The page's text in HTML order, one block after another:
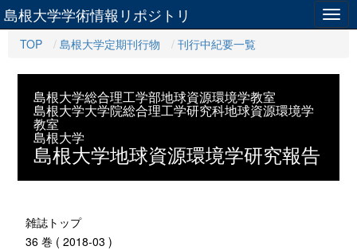
島根大学学術情報リポジトリ
TOP 島根大学定期刊行物 刊行中紀要一覧
島根大学総合理工学部地球資源環境学教室
島根大学大学院総合理工学研究科地球資源環境学
教室
島根大学
島根大学地球資源環境学研究報告
雑誌トップ
36 巻 ( 2018-03 )